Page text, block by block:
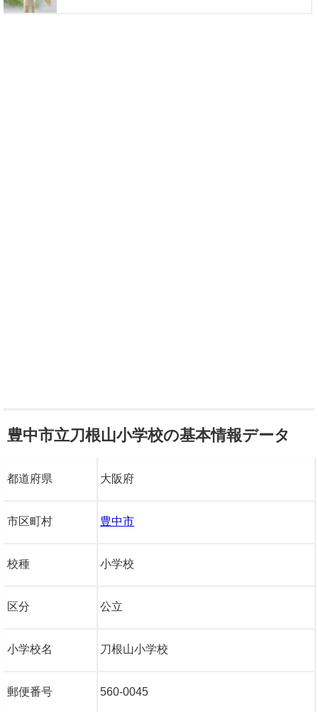
豊中市立刀根山小学校の基本情報データ
都道府県 大阪府
市区町村 豊中市
校種 小学校
区分 公立
小学校名 刀根山小学校
郵便番号 560-0045